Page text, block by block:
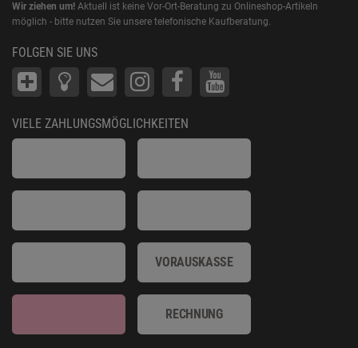
Wir ziehen um! Aktuell ist keine Vor-Ort-Beratung zu Onlineshop-Artikeln
möglich - bitte nutzen Sie unsere telefonische Kaufberatung.
FOLGEN SIE UNS
VIELE ZAHLUNGSMÖGLICHKEITEN
VORAUSKASSE
RECHNUNG